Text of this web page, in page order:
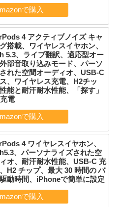
4 アクティブノイズ キャ
搭載、ワイヤレスイヤホン、
5.3、ライブ翻訳、適応型オー
部音取り込みモード、パーソ
れた空間オーディオ、USB-C
、ワイヤレス充電、H2チッ
能と耐汗耐水性能、「探す」
電
4 ワイヤレスイヤホン、
、パーソナライズされた空
オ、耐汗耐水性能、USB-C 充
H2 チップ、最大 30 時間の バ
動時間、iPhoneで簡単に設定